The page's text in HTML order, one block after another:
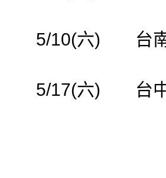
5/10(六) 台
5/17(六) 台